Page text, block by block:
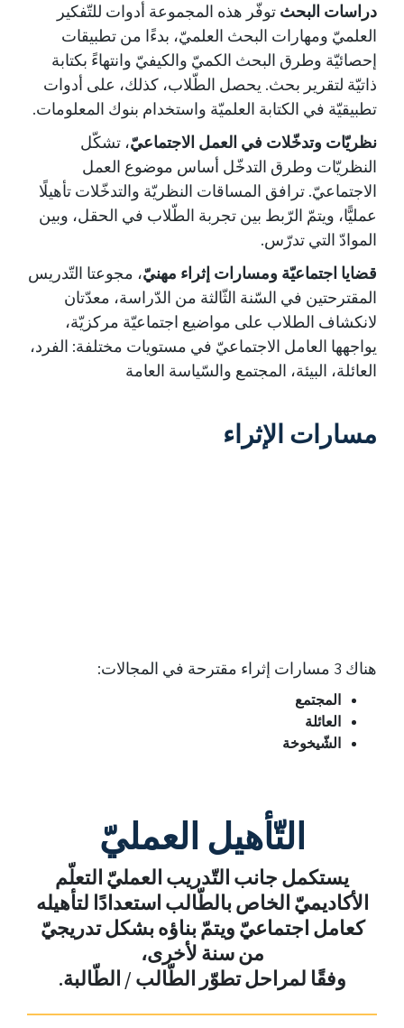
دراسات البحث توفّر هذه المجموعة أدوات للتّفكير
العلميّ ومهارات البحث العلميّ، بدءًا من تطبيقات
إحصائيّة وطرق البحث الكميّ والكيفيّ وانتهاءً بكتابة
ذاتيّة لتقرير بحث. يحصل الطّلاب، كذلك، على أدوات
تطبيقيّة في الكتابة العلميّة واستخدام بنوك المعلومات.
نظريّات وتدخّلات في العمل الاجتماعيّ، تشكّل
النظريّات وطرق التدخّل أساس موضوع العمل
الاجتماعيّ. ترافق المساقات النظريّة والتدخّلات تأهيلًا
عمليًّا، ويتمّ الرّبط بين تجربة الطّلاب في الحقل، وبين
الموادّ التي تدرّس.
قضايا اجتماعيّة ومسارات إثراء مهنيّ، مجوعتا التّدريس
المقترحتين في السّنة الثّالثة من الدّراسة، معدّتان
لانكشاف الطلاب على مواضيع اجتماعيّة مركزيّة،
يواجهها العامل الاجتماعيّ في مستويات مختلفة: الفرد،
العائلة، البيئة، المجتمع والسّياسة العامة
مسارات الإثراء
هناك 3 مسارات إثراء مقترحة في المجالات:
المجتمع
العائلة
الشّيخوخة
التّأهيل العمليّ
يستكمل جانب التّدريب العمليّ التعلّم
الأكاديميّ الخاص بالطّالب استعدادًا لتأهيله
كعامل اجتماعيّ ويتمّ بناؤه بشكل تدريجيّ
من سنة لأخرى،
وفقًا لمراحل تطوّر الطّالب / الطّالبة.